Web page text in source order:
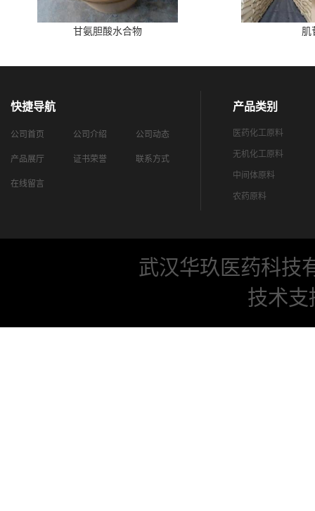
甘氨胆酸水合物 肌
快捷导航
公司首页 公司介绍 公司动态
产品展厅 证书荣誉 联系方式
在线留言
产品类别
医药化工原料
无机化工原料
中间体原料
农药原料
武汉华玖医药科技
技术